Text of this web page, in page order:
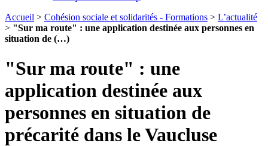
Accueil > Cohésion sociale et solidarités - Formations > L’actualité
> "Sur ma route" : une application destinée aux personnes en
situation de (…)
"Sur ma route" : une
application destinée aux
personnes en situation de
précarité dans le Vaucluse